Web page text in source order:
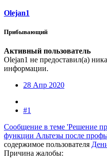
Olejan1
Прибывающий
Активный пользователь
Olejan1 не предоставил(а)
информации.
28 Апр 2020
#1
Сообщение в теме 'Решение
функции Альтезы после
содержимое пользователя
Причина жалобы: